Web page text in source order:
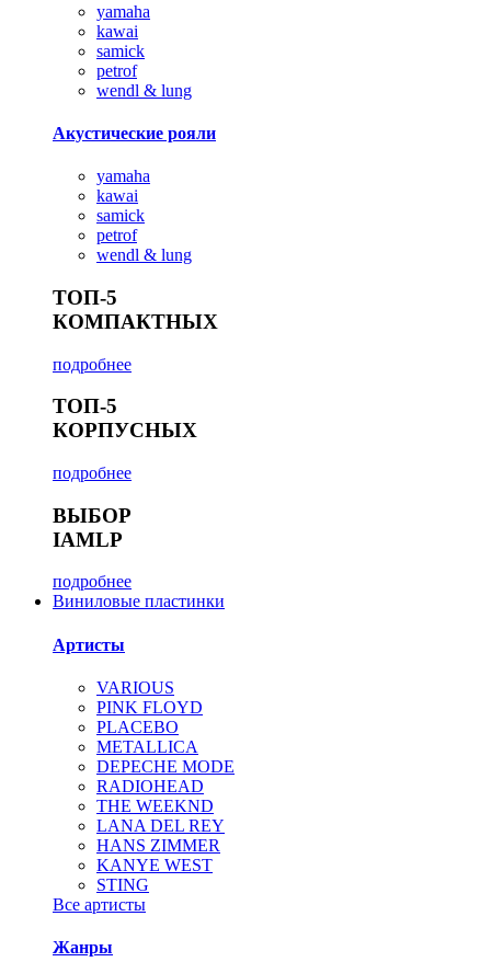
yamaha
kawai
samick
petrof
wendl & lung
Акустические рояли
yamaha
kawai
samick
petrof
wendl & lung
ТОП-5
КОМПАКТНЫХ
подробнее
ТОП-5
КОРПУСНЫХ
подробнее
ВЫБОР
IAMLP
подробнее
Виниловые пластинки
Артисты
VARIOUS
PINK FLOYD
PLACEBO
METALLICA
DEPECHE MODE
RADIOHEAD
THE WEEKND
LANA DEL REY
HANS ZIMMER
KANYE WEST
STING
Все артисты
Жанры